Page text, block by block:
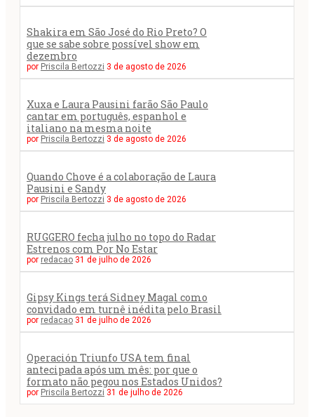
Shakira em São José do Rio Preto? O
que se sabe sobre possível show em
dezembro
por Priscila Bertozzi 3 de agosto de 2026
Xuxa e Laura Pausini farão São Paulo
cantar em português, espanhol e
italiano na mesma noite
por Priscila Bertozzi 3 de agosto de 2026
Quando Chove é a colaboração de Laura
Pausini e Sandy
por Priscila Bertozzi 3 de agosto de 2026
RUGGERO fecha julho no topo do Radar
Estrenos com Por No Estar
por redacao 31 de julho de 2026
Gipsy Kings terá Sidney Magal como
convidado em turnê inédita pelo Brasil
por redacao 31 de julho de 2026
Operación Triunfo USA tem final
antecipada após um mês: por que o
formato não pegou nos Estados Unidos?
por Priscila Bertozzi 31 de julho de 2026